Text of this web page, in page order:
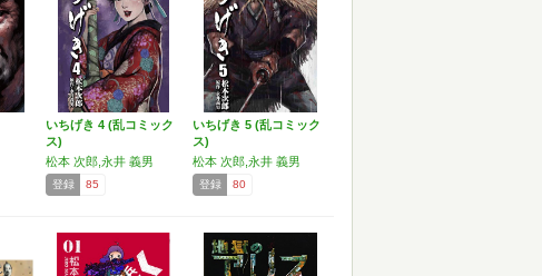
いちげき 4 (乱コミック
ス)
松本 次郎,永井 義男
登録 85
いちげき 5 (乱コミック
ス)
松本 次郎,永井 義男
登録 80